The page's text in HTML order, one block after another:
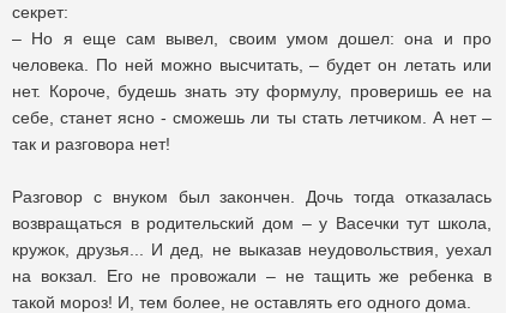
секрет:
– Но я еще сам вывел, своим умом дошел: она и про
человека. По ней можно высчитать, – будет он летать или
нет. Короче, будешь знать эту формулу, проверишь ее на
себе, станет ясно - сможешь ли ты стать летчиком. А нет –
так и разговора нет!
Разговор с внуком был закончен. Дочь тогда отказалась
возвращаться в родительский дом – у Васечки тут школа,
кружок, друзья... И дед, не выказав неудовольствия, уехал
на вокзал. Его не провожали – не тащить же ребенка в
такой мороз! И, тем более, не оставлять его одного дома.